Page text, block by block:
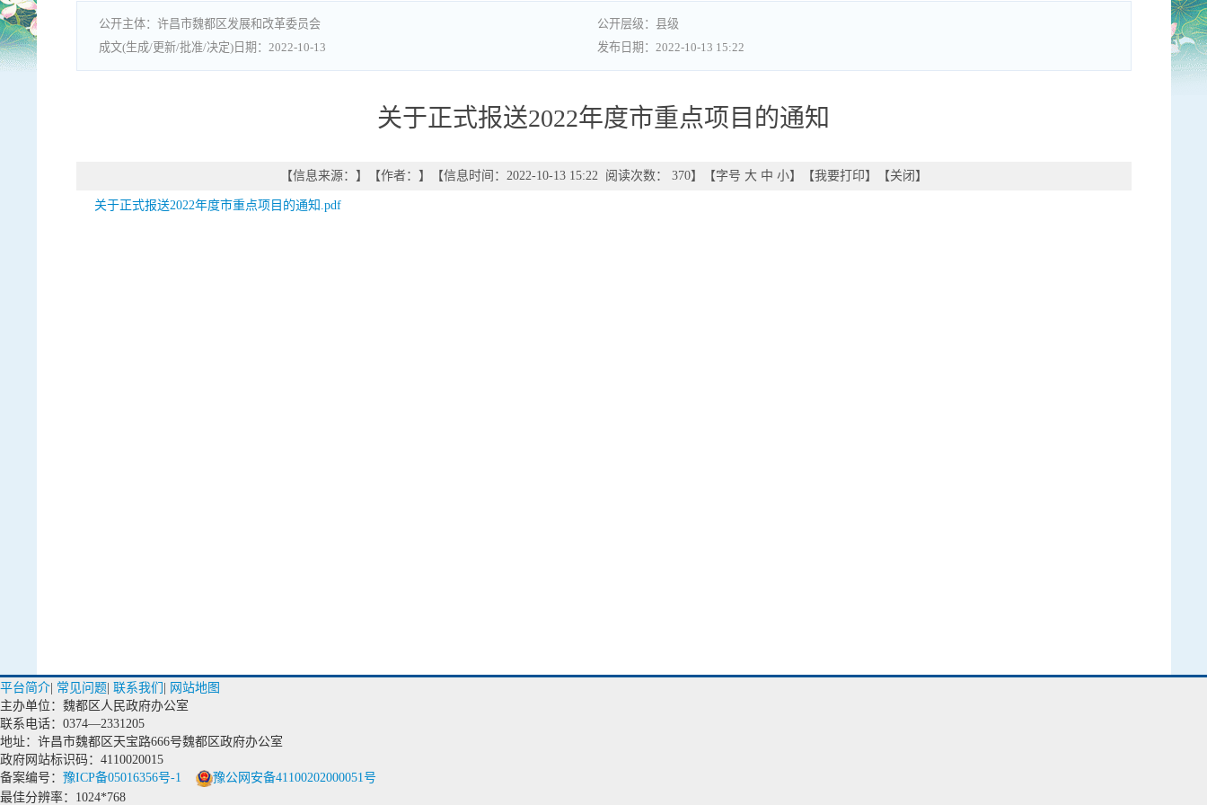
许昌市魏都区发展和改革委员会
县级
2022-10-13
2022-10-13 15:22
关于正式报送2022年度市重点项目的通知
【信息来源： 】 【作者： 】 【信息时间：2022-10-13 15:22 阅读次数： 370】【字号 大 中 小】【我要打印】【关闭 】
关于正式报送2022年度市重点项目的通知.pdf
平台简介 常见问题 联系我们
网站地图
主办单位：魏都区人民政府办公室
联系电话：0374—2331205
地址：许昌市魏都区天宝路666号魏都区政府办公室
政府网站标识码：4110020015
备案编号： 豫ICP备05016356号-1
豫公网安备41100202000051号
最佳分辨率：1024*768